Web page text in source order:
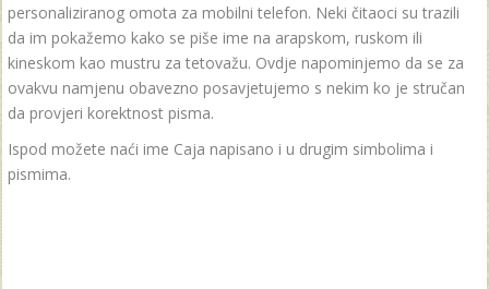
personaliziranog omota za mobilni telefon. Neki čitaoci su trazili
da im pokažemo kako se piše ime na arapskom, ruskom ili
kineskom kao mustru za tetovažu. Ovdje napominjemo da se za
ovakvu namjenu obavezno posavjetujemo s nekim ko je stručan
da provjeri korektnost pisma.
Ispod možete naći ime Caja napisano i u drugim simbolima i
pismima.